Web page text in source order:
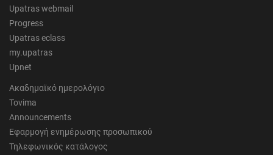
Upatras webmail
Progress
Upatras eclass
my.upatras
Upnet
Ακαδημαϊκό ημερολόγιο
Tovima
Announcements
Εφαρμογή ενημέρωσης προσωπικού
Τηλεφωνικός κατάλογος